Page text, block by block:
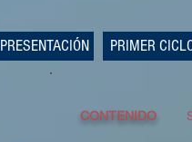
PRESENTACIÓN PRIMER
CONTENIDO